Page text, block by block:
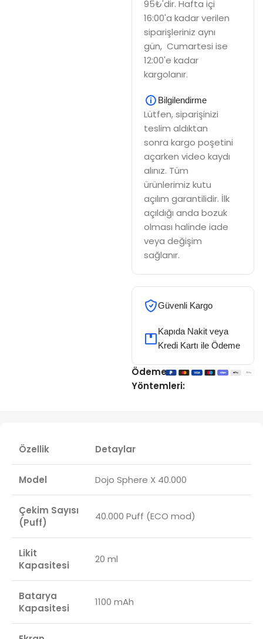
95₺'dir. Hafta içi
16:00'a kadar verilen
siparişleriniz aynı
gün, Cumartesi ise
12:00'e kadar
kargolanır.
Bilgilendirme
Lütfen, siparişinizi
teslim aldıktan
sonra kargo poşetini
açarken video kaydı
alınız. Tüm
ürünlerimiz kutu
açılım garantilidir. İlk
açıldığı anda bozuk
olması halinde iade
veya değişim
sağlanır.
Güvenli Kargo
Kapıda Nakit veya
Kredi Kartı ile Ödeme
Ödeme
Yöntemleri:
Özellik Detaylar
Model Dojo Sphere X 40.000
Çekim Sayısı
(Puff)
40.000 Puff (ECO mod)
Likit
Kapasitesi
20 ml
Batarya
Kapasitesi
1100 mAh